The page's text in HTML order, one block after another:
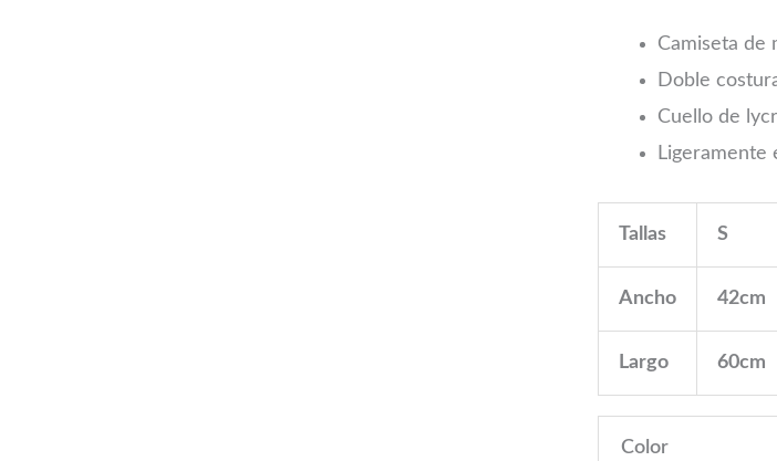
Camiseta de
Doble
Cuello de
Ligeramente
Tallas S
Ancho 42cm
Largo 60cm
Color